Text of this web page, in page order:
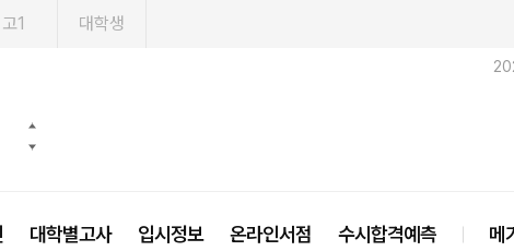
고1 대학생
대학별고사 입시정보 온라인서점 수시합격예측 메